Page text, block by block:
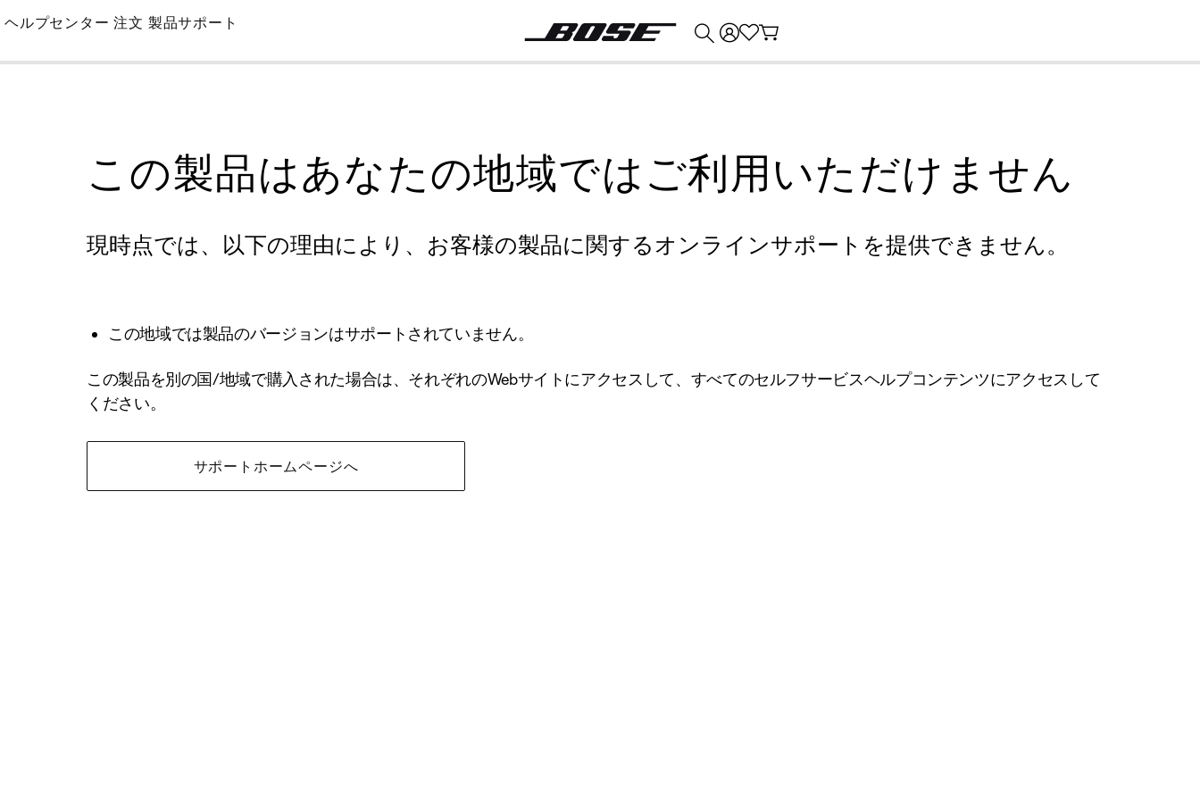
Skip
Main
ヘルプセンター 注文 製品サポート
この製品はあなたの地域ではご利用いただけません
現時点では、以下の理由により、お客様の製品に関するオンラインサポートを提供できません。
この地域では製品のバージョンはサポートされていません。
この製品を別の国/地域で購入された場合は、それぞれのWebサイトにアクセスして、すべてのセルフサービスヘルプコンテンツにアクセスして
ください。
サポートホームページへ